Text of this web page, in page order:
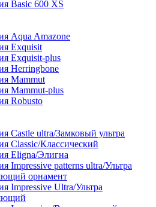
Basic 600 ХS
Aqua Amazone
Exquisit
Exquisit-plus
Herringbone
Mammut
Mammut-plus
Robusto
Castle ultra/Замковый ультра
Classic/Классический
Eligna/Элигна
Impressive patterns ultra/Ультра
орнамент
Impressive Ultra/Ультра